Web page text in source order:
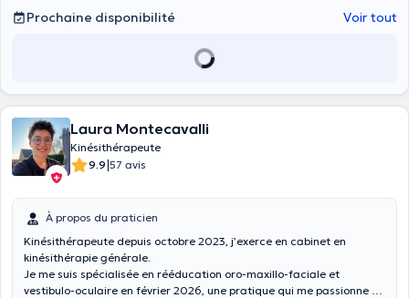
Prochaine disponibilité Voir tout
Laura Montecavalli
Kinésithérapeute
9.9|57 avis
À propos du praticien
Kinésithérapeute depuis octobre 2023, j’exerce en cabinet en
kinésithérapie générale.
Je me suis spécialisée en rééducation oro-maxillo-faciale et
vestibulo-oculaire en février 2026, une pratique qui me passionne et